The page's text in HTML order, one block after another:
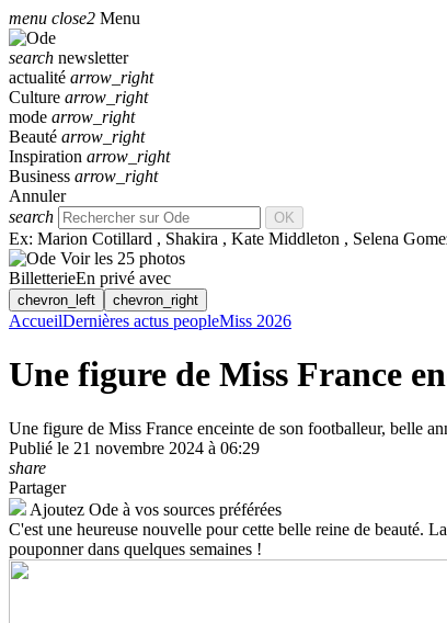
menu close2 Menu
search newsletter
actualité arrow_right
Culture arrow_right
mode arrow_right
Beauté arrow_right
Inspiration arrow_right
Business arrow_right
Annuler
search
OK
Ex: Marion Cotillard , Shakira , Kate Middleton , Selena
Voir les 25 photos
BilletterieEn privé avec
chevron_left chevron_right
AccueilDernières actus peopleMiss 2026
Une figure de Miss France
Une figure de Miss France enceinte de son footballeur, belle
Publié le 21 novembre 2024 à 06:29
share
Partager
Ajoutez Ode à vos sources préférées
C'est une heureuse nouvelle pour cette belle reine de beauté.
pouponner dans quelques semaines !